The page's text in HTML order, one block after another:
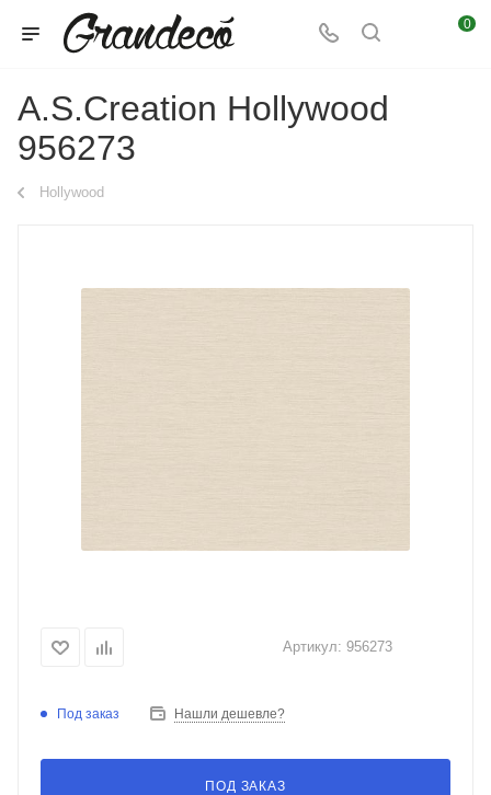
0
A.S.Creation Hollywood
956273
Hollywood
Артикул: 956273
Под заказ Нашли дешевле?
ПОД ЗАКАЗ